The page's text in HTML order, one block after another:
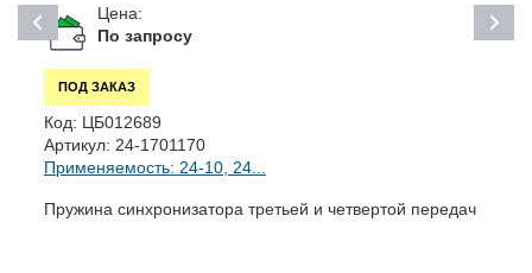
Цена:
По запросу
ПОД ЗАКАЗ
Код: ЦБ012689
Артикул: 24-1701170
Применяемость: 24-10, 24...
Пружина синхронизатора третьей и четвертой передач